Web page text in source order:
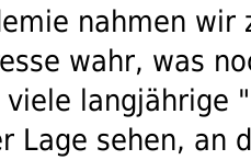
nahmen
wahr, was
viele langjährige
Lage sehen, an